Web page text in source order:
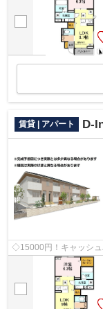
賃貸 | アパート D-
◇15000円！キャッシ